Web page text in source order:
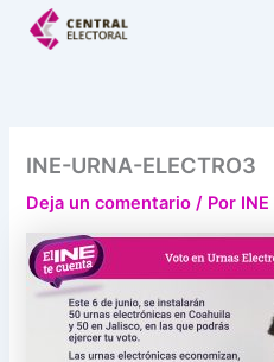
INE-URNA-ELECTRO3
Deja un comentario / Por INE